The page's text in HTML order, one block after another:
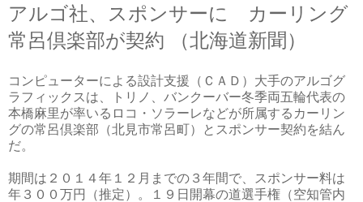
アルゴ社、スポンサーに カーリング
常呂倶楽部が契約 （北海道新聞）
コンピューターによる設計支援（ＣＡＤ）大手のアルゴグ
ラフィックスは、トリノ、バンクーバー冬季両五輪代表の
本橋麻里が率いるロコ・ソラーレなどが所属するカーリン
グの常呂倶楽部（北見市常呂町）とスポンサー契約を結ん
だ。
期間は２０１４年１２月までの３年間で、スポンサー料は
年３００万円（推定）。１９日開幕の道選手権（空知管内